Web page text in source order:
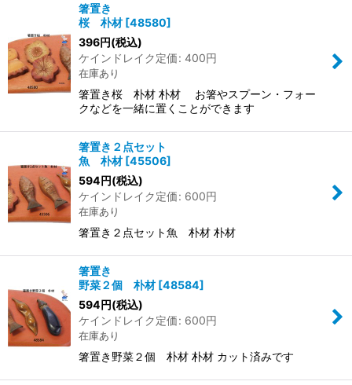
箸置き
桜 朴材 [48580]
396円(税込)
ケインドレイク定価: 400円
在庫あり
箸置き桜 朴材 朴材 お箸やスプーン・フォー
クなどを一緒に置くことができます
箸置き２点セット
魚 朴材 [45506]
594円(税込)
ケインドレイク定価: 600円
在庫あり
箸置き２点セット魚 朴材 朴材
箸置き
野菜２個 朴材 [48584]
594円(税込)
ケインドレイク定価: 600円
在庫あり
箸置き野菜２個 朴材 朴材 カット済みです